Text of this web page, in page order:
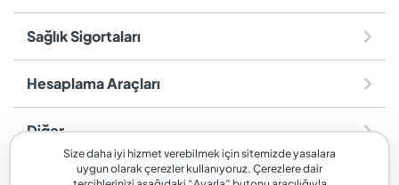
Sağlık Sigortaları
Hesaplama Araçları
Diğer
sigortaladım.com, SİGORTALADIM SİGORTA VE REASÜRANS
Size daha iyi hizmet verebilmek için sitemizde yasalara
uygun olarak çerezler kullanıyoruz. Çerezlere dair